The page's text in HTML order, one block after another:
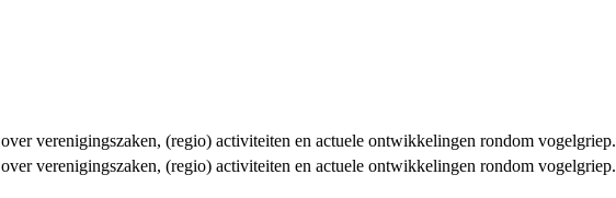
verenigingszaken, (regio) activiteiten en actuele ontwikkelingen rondom vogelgriep.
verenigingszaken, (regio) activiteiten en actuele ontwikkelingen rondom vogelgriep.